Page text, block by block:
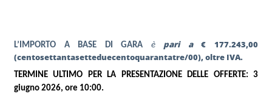
L’IMPORTO A BASE DI GARA è pari a€ 177.243,00
(centosettantasetteduecentoquarantatre/00), oltre IVA.
TERMINE ULTIMO PER LA PRESENTAZIONE DELLE OFFERTE: 3
giugno 2026, ore 10:00.